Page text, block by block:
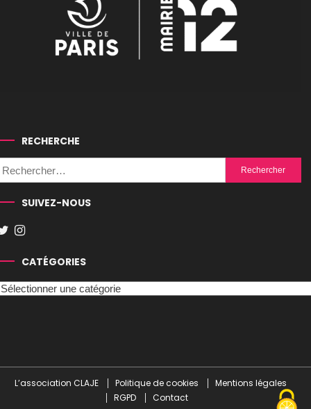
RECHERCHE
Rechercher :
SUIVEZ-NOUS
CATÉGORIES
L’association CLAJE Politique de cookies
Mentions légales
RGPD
Contact